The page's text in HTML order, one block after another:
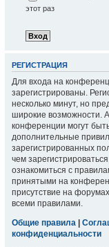
этот раз
РЕГИСТРАЦИЯ
Для входа на
зарегистрированы.
несколько минут, но
широкие возможности.
конференции могут
дополнительные
зарегистрированных
чем
ознакомиться с
принятыми на
присутствие на
всеми правилами.
Общие правила |
конфиденциальности